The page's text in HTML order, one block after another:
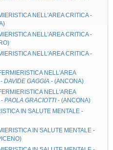
NELL'AREA CRITICA-
NELL'AREA CRITICA-
NELL'AREA CRITICA-
NELL'AREA
DAVIDE GAGGIA - (ANCONA)
NELL'AREA
PAOLA GRACIOTTI - (ANCONA)
IN SALUTE MENTALE -
IN SALUTE MENTALE -